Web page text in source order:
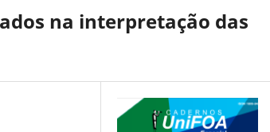
na interpretação das